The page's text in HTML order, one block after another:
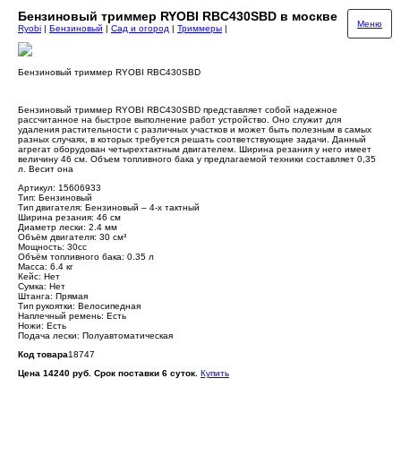
Бензиновый триммер RYOBI RBC430SBD в москве
Меню
Ryobi | Бензиновый | Сад и огород | Триммеры |
Бензиновый триммер RYOBI RBC430SBD
Бензиновый триммер RYOBI RBC430SBD представляет собой надежное
рассчитанное на быстрое выполнение работ устройство. Оно служит для
удаления растительности с различных участков и может быть полезным в самых
разных случаях, в которых требуется решать соответствующие задачи. Данный
агрегат оборудован четырехтактным двигателем. Ширина резания у него имеет
величину 46 см. Объем топливного бака у предлагаемой техники составляет 0,35
л. Весит она
Артикул: 15606933
Тип: Бензиновый
Тип двигателя: Бензиновый – 4-х тактный
Ширина резания: 46 см
Диаметр лески: 2.4 мм
Объём двигателя: 30 см³
Мощность: 30cc
Объём топливного бака: 0.35 л
Масса: 6.4 кг
Кейс: Нет
Сумка: Нет
Штанга: Прямая
Тип рукоятки: Велосипедная
Наплечный ремень: Есть
Ножи: Есть
Подача лески: Полуавтоматическая
Код товара18747
Цена 14240 руб. Срок поставки 6 суток. Купить